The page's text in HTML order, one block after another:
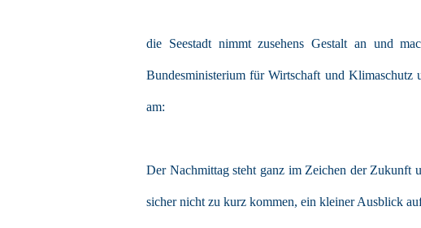
die Seestadt nimmt zusehens Gestalt an und
Bundesministerium für Wirtschaft und Klimaschutz
am:
Der Nachmittag steht ganz im Zeichen der Zukunft
sicher nicht zu kurz kommen, ein kleiner Ausblick auf